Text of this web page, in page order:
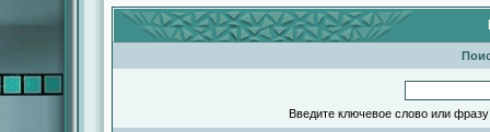
Введите ключевое слово или